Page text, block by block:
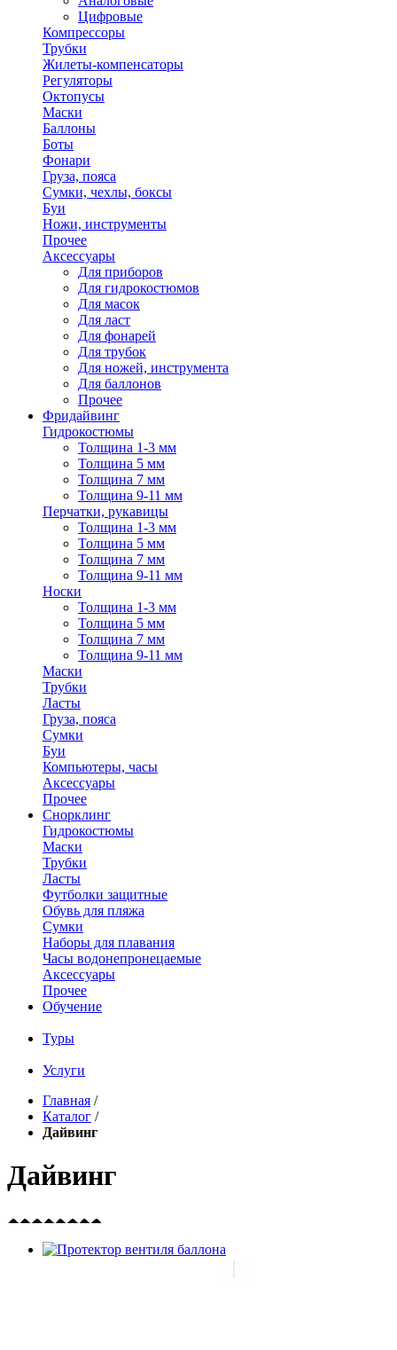
Цифровые
Компрессоры
Трубки
Жилеты-компенсаторы
Регуляторы
Октопусы
Маски
Баллоны
Боты
Фонари
Груза, пояса
Сумки, чехлы, боксы
Буи
Ножи, инструменты
Прочее
Аксессуары
Для приборов
Для гидрокостюмов
Для масок
Для ласт
Для фонарей
Для трубок
Для ножей, инструмента
Для баллонов
Прочее
Фридайвинг
Гидрокостюмы
Толщина 1-3 мм
Толщина 5 мм
Толщина 7 мм
Толщина 9-11 мм
Перчатки, рукавицы
Толщина 1-3 мм
Толщина 5 мм
Толщина 7 мм
Толщина 9-11 мм
Носки
Толщина 1-3 мм
Толщина 5 мм
Толщина 7 мм
Толщина 9-11 мм
Маски
Трубки
Ласты
Груза, пояса
Сумки
Буи
Компьютеры, часы
Аксессуары
Прочее
Снорклинг
Гидрокостюмы
Маски
Трубки
Ласты
Футболки защитные
Обувь для пляжа
Сумки
Наборы для плавания
Часы водонепронецаемые
Аксессуары
Прочее
Обучение
Туры
Услуги
Главная /
Каталог /
Дайвинг
Дайвинг